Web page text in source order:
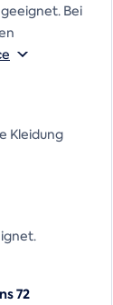
geeignet. Bei
Kleidung
72